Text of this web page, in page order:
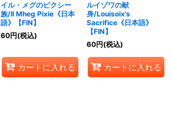
イル・メグのピクシー
族/Il Mheg Pixie《日本
語》【FIN】
60円(税込)
カートに入れる
ルイゾワの献
身/Louisoix's
Sacrifice《日本語》
【FIN】
60円(税込)
カートに入れる